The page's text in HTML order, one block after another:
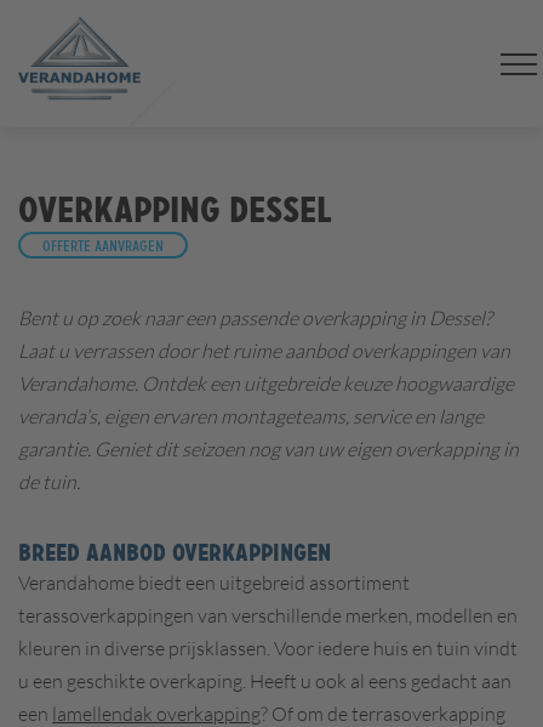
Overkapping Dessel
Offerte aanvragen
Bent u op zoek naar een passende overkapping in Dessel?
Laat u verrassen door het ruime aanbod overkappingen van
Verandahome. Ontdek een uitgebreide keuze hoogwaardige
veranda’s, eigen ervaren montageteams, service en lange
garantie. Geniet dit seizoen nog van uw eigen overkapping in
de tuin.
BREED AANBOD OVERKAPPINGEN
Verandahome biedt een uitgebreid assortiment
terassoverkappingen van verschillende merken, modellen en
kleuren in diverse prijsklassen. Voor iedere huis en tuin vindt
u een geschikte overkaping. Heeft u ook al eens gedacht aan
een lamellendak overkapping? Of om de terrasoverkapping